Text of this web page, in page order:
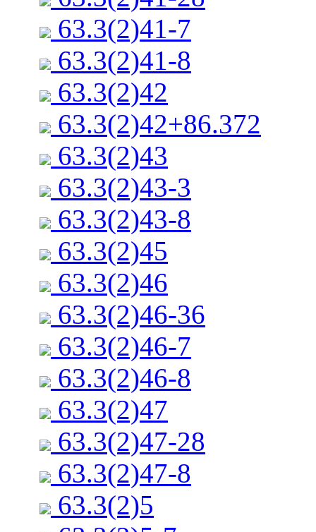
63.3(2)41-7
63.3(2)41-8
63.3(2)42
63.3(2)42+86.372
63.3(2)43
63.3(2)43-3
63.3(2)43-8
63.3(2)45
63.3(2)46
63.3(2)46-36
63.3(2)46-7
63.3(2)46-8
63.3(2)47
63.3(2)47-28
63.3(2)47-8
63.3(2)5